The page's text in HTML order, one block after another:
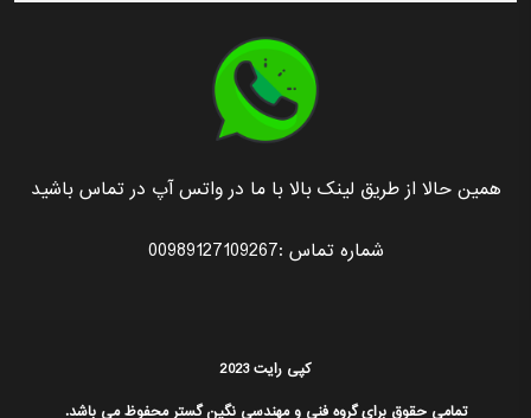
همین حالا از طریق لینک بالا با ما در واتس آپ در تماس باشید
شماره تماس :00989127109267
کپی رایت 2023
تمامی حقوق برای گروه فنی و مهندسی نگین گستر محفوظ می باشد.